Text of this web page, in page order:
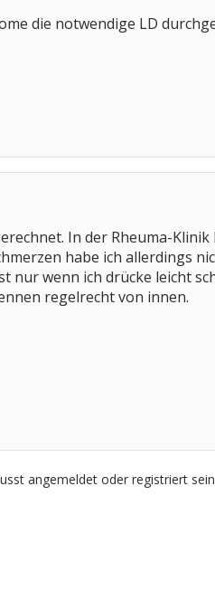
die notwendige LD
In der Rheuma-Klinik
habe ich allerdings
nur wenn ich drücke leicht
regelrecht von innen.
angemeldet oder registriert